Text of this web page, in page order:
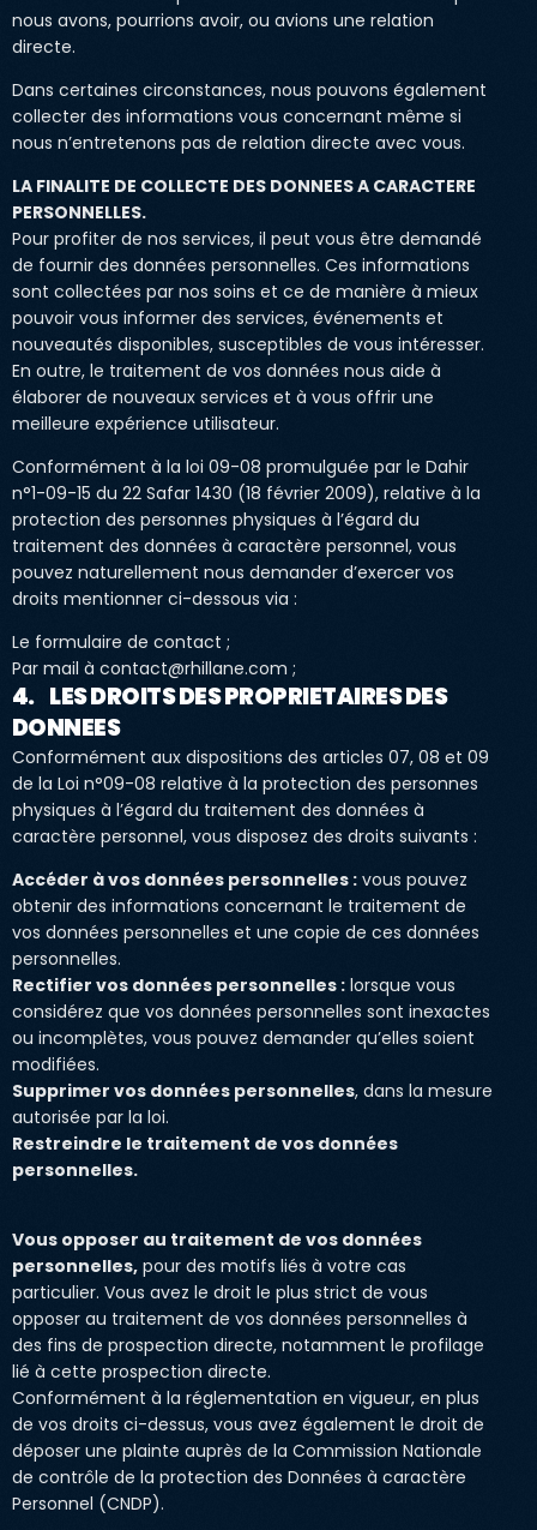
nous avons, pourrions avoir, ou avions une relation
directe.
Dans certaines circonstances, nous pouvons également
collecter des informations vous concernant même si
nous n’entretenons pas de relation directe avec vous.
LA FINALITE DE COLLECTE DES DONNEES A CARACTERE
PERSONNELLES.
Pour profiter de nos services, il peut vous être demandé
de fournir des données personnelles. Ces informations
sont collectées par nos soins et ce de manière à mieux
pouvoir vous informer des services, événements et
nouveautés disponibles, susceptibles de vous intéresser.
En outre, le traitement de vos données nous aide à
élaborer de nouveaux services et à vous offrir une
meilleure expérience utilisateur.
Conformément à la loi 09-08 promulguée par le Dahir
n°1-09-15 du 22 Safar 1430 (18 février 2009), relative à la
protection des personnes physiques à l’égard du
traitement des données à caractère personnel, vous
pouvez naturellement nous demander d’exercer vos
droits mentionner ci-dessous via :
Le formulaire de contact ;
Par mail à contact@rhillane.com ;
4. LES DROITS DES PROPRIETAIRES DES
DONNEES
Conformément aux dispositions des articles 07, 08 et 09
de la Loi n°09-08 relative à la protection des personnes
physiques à l’égard du traitement des données à
caractère personnel, vous disposez des droits suivants :
Accéder à vos données personnelles : vous pouvez
obtenir des informations concernant le traitement de
vos données personnelles et une copie de ces données
personnelles.
Rectifier vos données personnelles : lorsque vous
considérez que vos données personnelles sont inexactes
ou incomplètes, vous pouvez demander qu’elles soient
modifiées.
Supprimer vos données personnelles, dans la mesure
autorisée par la loi.
Restreindre le traitement de vos données
personnelles.
Vous opposer au traitement de vos données
personnelles, pour des motifs liés à votre cas
particulier. Vous avez le droit le plus strict de vous
opposer au traitement de vos données personnelles à
des fins de prospection directe, notamment le profilage
lié à cette prospection directe.
Conformément à la réglementation en vigueur, en plus
de vos droits ci-dessus, vous avez également le droit de
déposer une plainte auprès de la Commission Nationale
de contrôle de la protection des Données à caractère
Personnel (CNDP).